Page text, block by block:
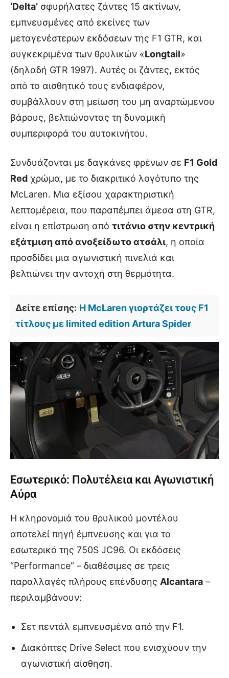
‘Delta’ σφυρήλατες ζάντες 15 ακτίνων,
εμπνευσμένες από εκείνες των
μεταγενέστερων εκδόσεων της F1 GTR, και
συγκεκριμένα των θρυλικών «Longtail»
(δηλαδή GTR 1997). Αυτές οι ζάντες, εκτός
από το αισθητικό τους ενδιαφέρον,
συμβάλλουν στη μείωση του μη αναρτώμενου
βάρους, βελτιώνοντας τη δυναμική
συμπεριφορά του αυτοκινήτου.
Συνδυάζονται με δαγκάνες φρένων σε F1 Gold
Red χρώμα, με το διακριτικό λογότυπο της
McLaren. Μια εξίσου χαρακτηριστική
λεπτομέρεια, που παραπέμπει άμεσα στη GTR,
είναι η επίστρωση από τιτάνιο στην κεντρική
εξάτμιση από ανοξείδωτο ατσάλι, η οποία
προσδίδει μια αγωνιστική πινελιά και
βελτιώνει την αντοχή στη θερμότητα.
Δείτε επίσης: Η McLaren γιορτάζει τους F1
τίτλους με limited edition Artura Spider
Εσωτερικό: Πολυτέλεια και Αγωνιστική
Αύρα
Η κληρονομιά του θρυλικού μοντέλου
αποτελεί πηγή έμπνευσης και για το
εσωτερικό της 750S JC96. Οι εκδόσεις
“Performance” – διαθέσιμες σε τρεις
παραλλαγές πλήρους επένδυσης Alcantara –
περιλαμβάνουν:
Σετ πεντάλ εμπνευσμένα από την F1.
Διακόπτες Drive Select που ενισχύουν την
αγωνιστική αίσθηση.